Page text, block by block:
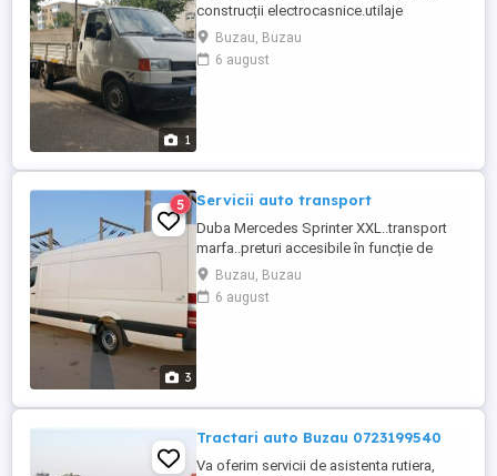
1
construcții electrocasnice.utilaje
Debarasări mobilă veche la nevoie
asiguram si omenii
Buzau, Buzau
6 august
3
5 Servicii auto transport
Duba Mercedes Sprinter XXL..transport
marfa..preturi accesibile în funcție de
greutate și distanta..ofer și rog
seriozitate.. Tel.
Buzau, Buzau
6 august
Tractari auto Buzau 0723199540
Va oferim servicii de asistenta rutiera,